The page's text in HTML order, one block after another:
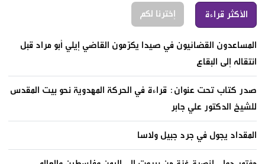
الأكثر قراءة إخترنا لكم
المساعدون القضائيون في صيدا يكرّمون القاضي إيلي أبو مراد قبل
انتقاله إلى البقاع
صدر كتاب تحت عنوان: قراءة في الحركة المهدوية نحو بيت المقدس
للشيخ الدكتور علي جابر
المقداد يجول في جرد جبيل ولاسا